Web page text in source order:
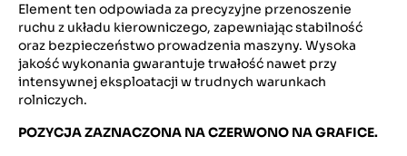
Element ten odpowiada za precyzyjne przenoszenie
ruchu z układu kierowniczego, zapewniając stabilność
oraz bezpieczeństwo prowadzenia maszyny. Wysoka
jakość wykonania gwarantuje trwałość nawet przy
intensywnej eksploatacji w trudnych warunkach
rolniczych.
POZYCJA ZAZNACZONA NA CZERWONO NA GRAFICE.